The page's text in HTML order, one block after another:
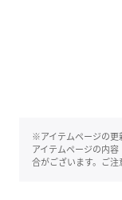
※アイテムページの更
アイテムページの内
合がございます。ご注